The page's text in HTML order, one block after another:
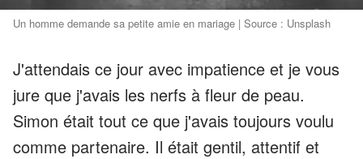
Un homme demande sa petite amie en mariage | Source : Unsplash
J'attendais ce jour avec impatience et je vous
jure que j'avais les nerfs à fleur de peau.
Simon était tout ce que j'avais toujours voulu
comme partenaire. Il était gentil, attentif et